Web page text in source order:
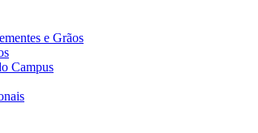
e Grãos
Campus